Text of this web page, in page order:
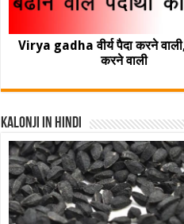
Virya gadha वीर्य पैदा करने वाली,
करने वाली
Kalonji In Hindi